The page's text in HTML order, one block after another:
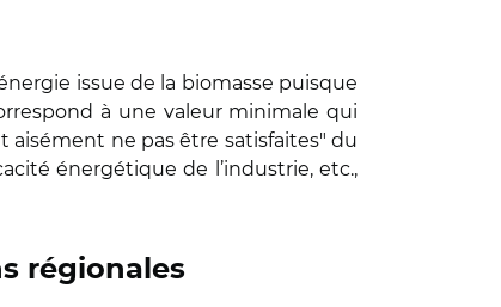
issue de la biomasse puisque
à une valeur minimale qui
aisément ne pas être satisfaites" du
énergétique de l’industrie, etc.,
régionales